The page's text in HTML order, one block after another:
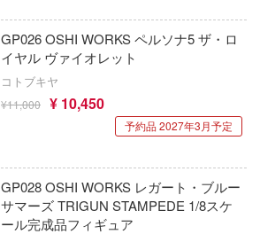
GP026 OSHI WORKS ペルソナ5 ザ・ロ
イヤル ヴァイオレット
コトブキヤ
¥11,000 ¥ 10,450
予約品 2027年3月予定
GP028 OSHI WORKS レガート・ブルー
サマーズ TRIGUN STAMPEDE 1/8スケ
ール完成品フィギュア
機動警察パトレイバー
キャッツ・アイ
機動戦艦ナデシコ
CLANNAD
イクソ
イェンモデル(ビーバーコーポレーション)
INFOCUS
Infinity Studio
インフィニティモデルズ(ビーバーコーポ
ョン)
ILIAD DESIGN(ビーバーコーポレーショ